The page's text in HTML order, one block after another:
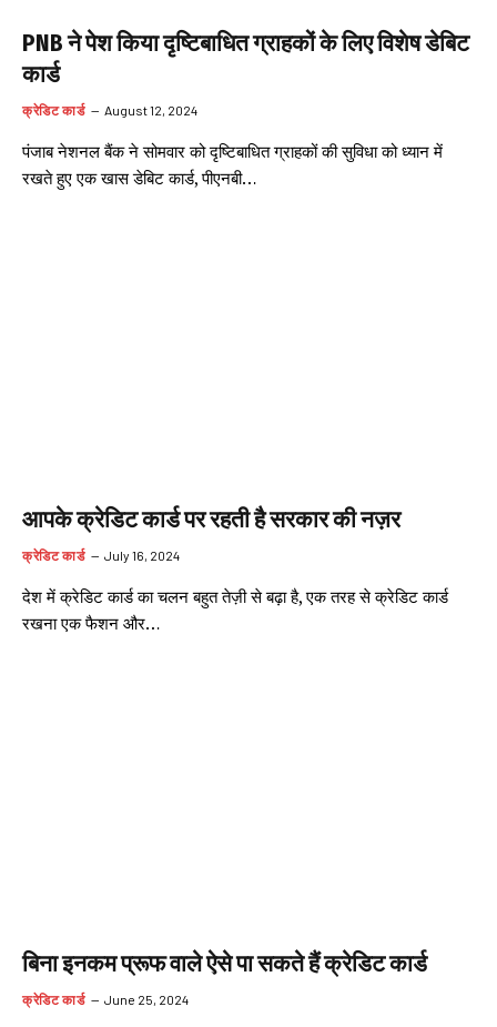
PNB ने पेश किया दृष्टिबाधित ग्राहकों के लिए विशेष डेबिट
कार्ड
क्रेडिट कार्ड August 12, 2024
पंजाब नेशनल बैंक ने सोमवार को दृष्टिबाधित ग्राहकों की सुविधा को ध्यान में
रखते हुए एक खास डेबिट कार्ड, पीएनबी…
आपके क्रेडिट कार्ड पर रहती है सरकार की नज़र
क्रेडिट कार्ड July 16, 2024
देश में क्रेडिट कार्ड का चलन बहुत तेज़ी से बढ़ा है, एक तरह से क्रेडिट कार्ड
रखना एक फैशन और…
बिना इनकम प्रूफ वाले ऐसे पा सकते हैं क्रेडिट कार्ड
क्रेडिट कार्ड June 25, 2024